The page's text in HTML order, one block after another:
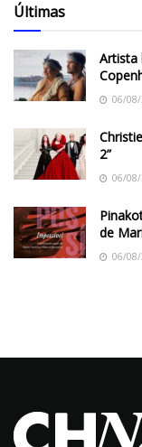
Últimas
Artista
06/08/
2”
06/08/
de
06/08/